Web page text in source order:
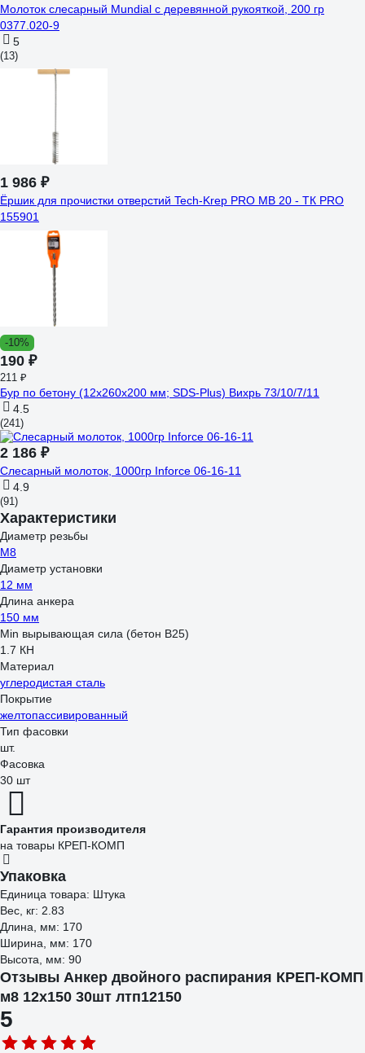
Молоток слесарный Mundial с деревянной рукояткой, 200 гр
0377.020-9
5
(13)
1 986 ₽
Ёршик для прочистки отверстий Tech-Krep PRO МВ 20 - ТК PRO
155901
-10%
190 ₽
211 ₽
Бур по бетону (12x260x200 мм; SDS-Plus) Вихрь 73/10/7/11
4.5
(241)
2 186 ₽
Слесарный молоток, 1000гр Inforce 06-16-11
4.9
(91)
Характеристики
Диаметр резьбы
М8
Диаметр установки
12 мм
Длина анкера
150 мм
Min вырывающая сила (бетон B25)
1.7 КН
Материал
углеродистая сталь
Покрытие
желтопассивированный
Тип фасовки
шт.
Фасовка
30 шт
Гарантия производителя
на товары КРЕП-КОМП
Упаковка
Единица товара: Штука
Вес, кг: 2.83
Длина, мм: 170
Ширина, мм: 170
Высота, мм: 90
Отзывы Анкер двойного распирания КРЕП-КОМП
м8 12х150 30шт лтп12150
5